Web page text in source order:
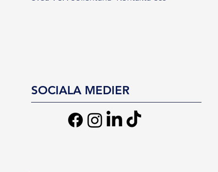
SOCIALA MEDIER